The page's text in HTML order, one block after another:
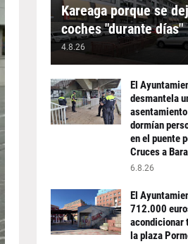
Kareaga porque se
coches "durante días"
4.8.26
El
desmantela
dormían
en el puente
Cruces a
6.8.26
El
712.000
acondicionar
la plaza